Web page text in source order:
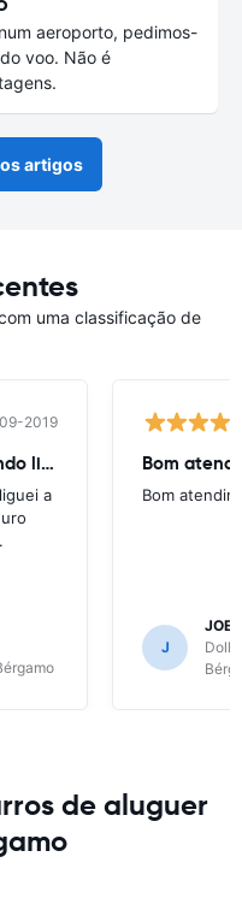
aeroporto, pedimos-
voo. Não é
artigos
uma classificação de
2019
Foram muito prestáveis quando liguei
a
Bom
Bom
J
JOEL
de aluguer